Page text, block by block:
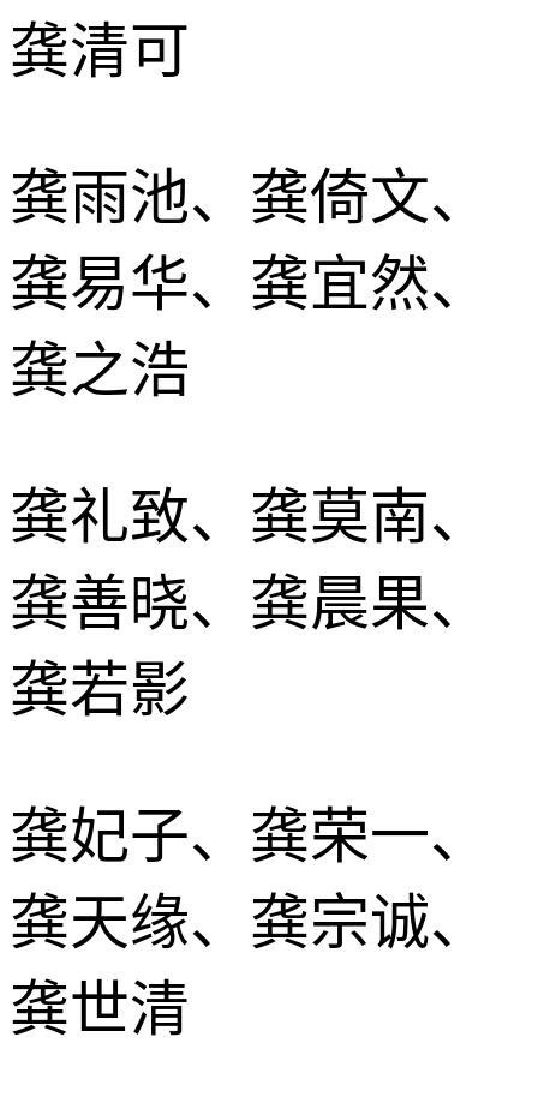
龚清可
龚雨池、龚倚文、
龚易华、龚宜然、
龚之浩
龚礼致、龚莫南、
龚善晓、龚晨果、
龚若影
龚妃子、龚荣一、
龚天缘、龚宗诚、
龚世清